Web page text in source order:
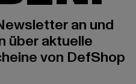
an und
über aktuelle
von DefShop